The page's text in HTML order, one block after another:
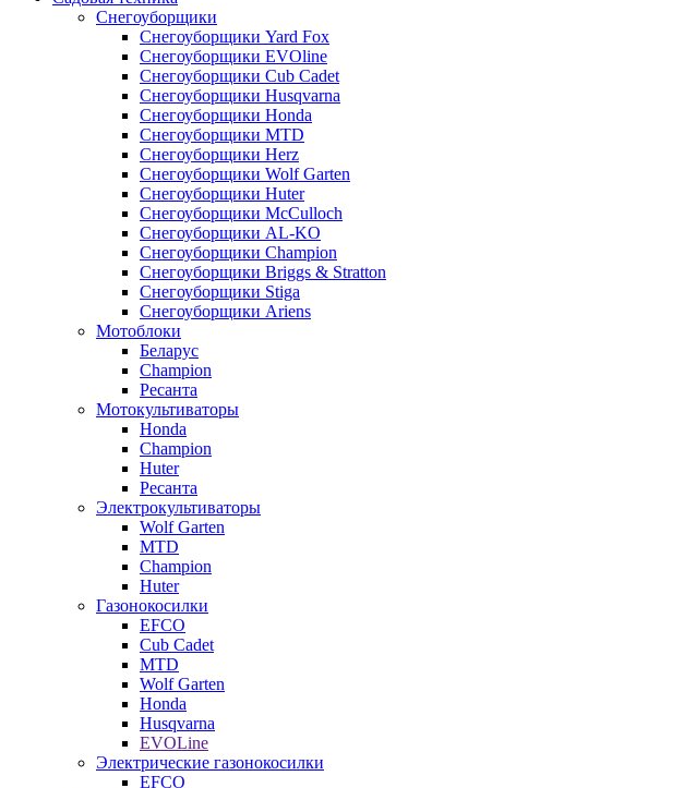
Снегоуборщики
Снегоуборщики Yard Fox
Снегоуборщики EVOline
Снегоуборщики Cub Cadet
Снегоуборщики Husqvarna
Снегоуборщики Honda
Снегоуборщики MTD
Снегоуборщики Herz
Снегоуборщики Wolf Garten
Снегоуборщики Huter
Снегоуборщики McCulloch
Снегоуборщики AL-KO
Снегоуборщики Champion
Снегоуборщики Briggs & Stratton
Снегоуборщики Stiga
Снегоуборщики Ariens
Мотоблоки
Беларус
Champion
Ресанта
Мотокультиваторы
Honda
Champion
Huter
Ресанта
Электрокультиваторы
Wolf Garten
MTD
Champion
Huter
Газонокосилки
EFCO
Cub Cadet
MTD
Wolf Garten
Honda
Husqvarna
EVOLine
Электрические газонокосилки
EFCO